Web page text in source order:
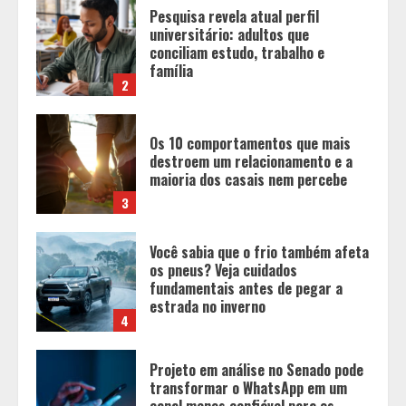
3
Os 10 comportamentos que mais
destroem um relacionamento e a
maioria dos casais nem percebe
4
Você sabia que o frio também afeta
os pneus? Veja cuidados
fundamentais antes de pegar a
estrada no inverno
5
Projeto em análise no Senado pode
transformar o WhatsApp em um
canal menos confiável para os
usuários, diz especialista
Entrada na escolinha não significa
o fim da amamentação: 6 dicas